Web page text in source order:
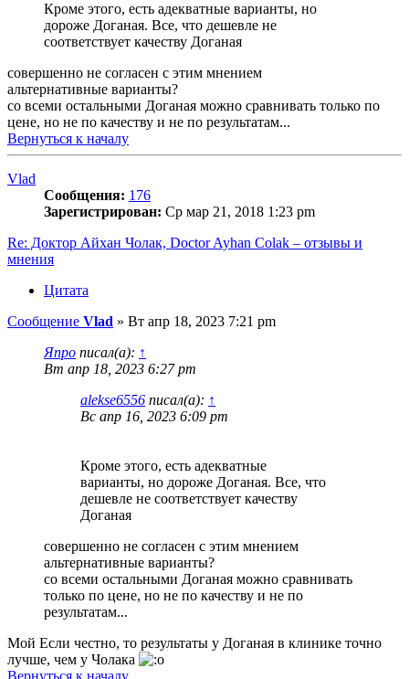
Кроме этого, есть адекватные варианты, но
дороже Доганая. Все, что дешевле не
соответствует качеству Доганая
совершенно не согласен с этим мнением
альтернативные варианты?
со всеми остальными Доганая можно сравнивать только по
цене, но не по качеству и не по результатам...
Вернуться к началу
Vlad
Сообщения: 176
Зарегистрирован: Ср мар 21, 2018 1:23 pm
Re: Доктор Айхан Чолак, Doctor Ayhan Colak – отзывы и
мнения
Цитата
Сообщение Vlad » Вт апр 18, 2023 7:21 pm
Япро писал(а): ↑
Вт апр 18, 2023 6:27 pm
alekse6556 писал(а): ↑
Вс апр 16, 2023 6:09 pm
Кроме этого, есть адекватные
варианты, но дороже Доганая. Все, что
дешевле не соответствует качеству
Доганая
совершенно не согласен с этим мнением
альтернативные варианты?
со всеми остальными Доганая можно сравнивать
только по цене, но не по качеству и не по
результатам...
Мой Если честно, то результаты у Доганая в клинике точно
лучше, чем у Чолака
Вернуться к началу